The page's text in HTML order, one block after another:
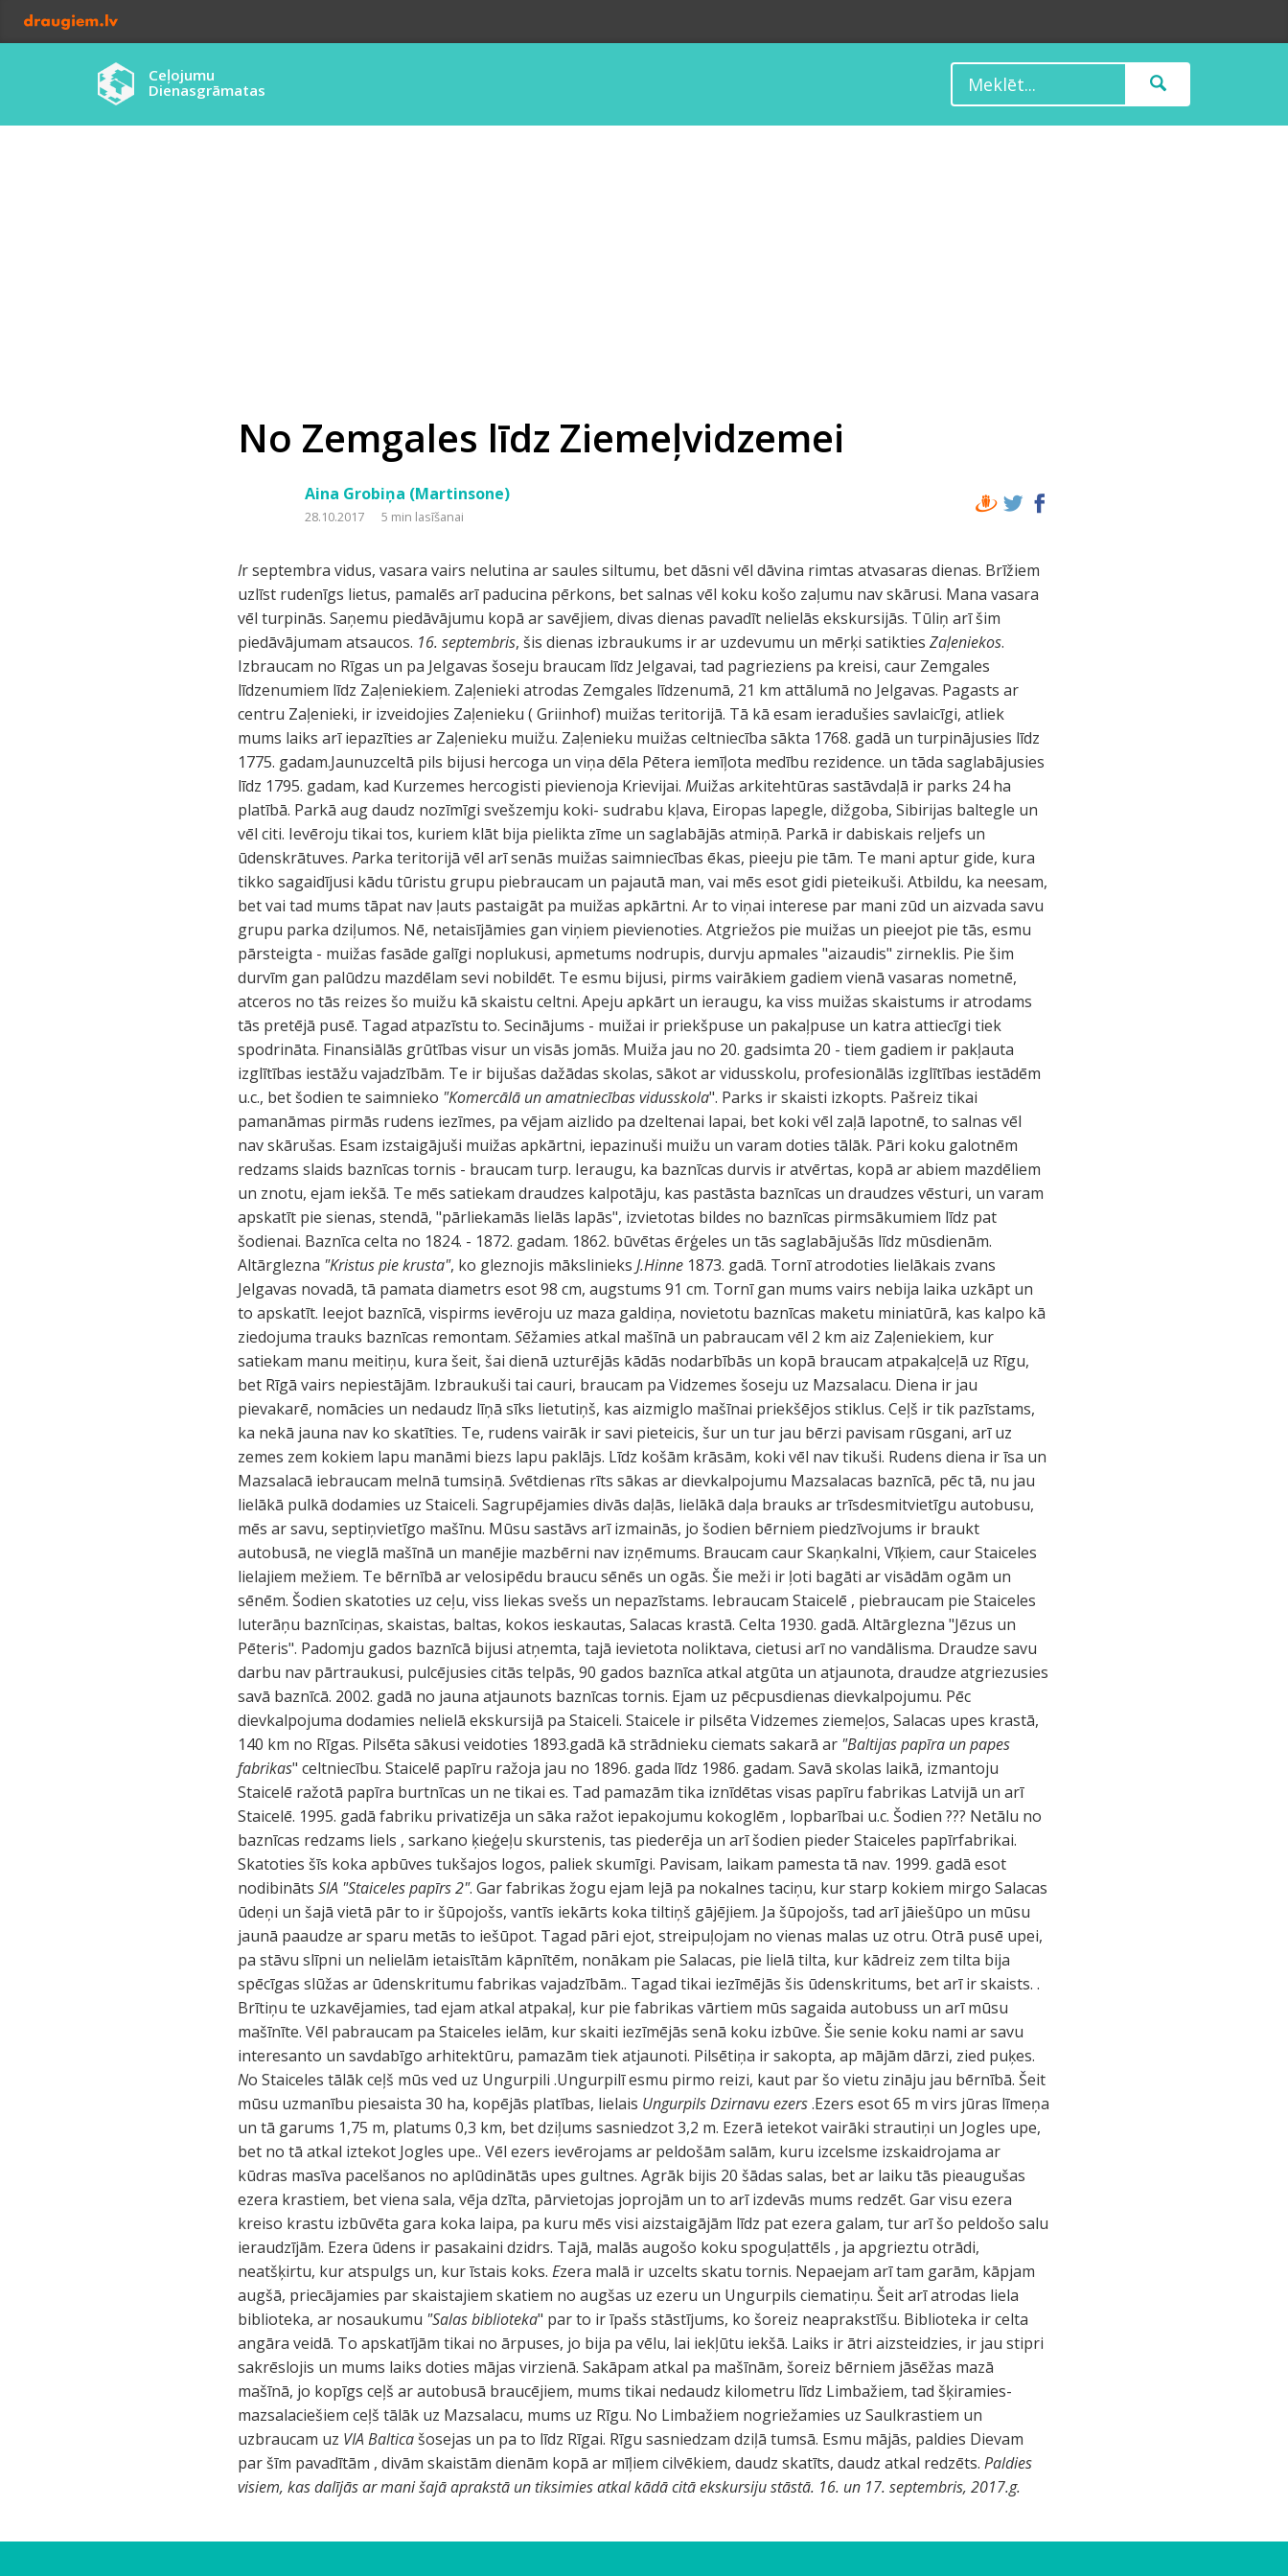
Ceļojumu
Dienasgrāmatas
No Zemgales līdz Ziemeļvidzemei
Aina Grobiņa (Martinsone)
28.10.2017 5 min lasīšanai
Ir septembra vidus, vasara vairs nelutina ar saules siltumu, bet dāsni vēl dāvina rimtas atvasaras dienas. Brīžiem
uzlīst rudenīgs lietus, pamalēs arī paducina pērkons, bet salnas vēl koku košo zaļumu nav skārusi. Mana vasara
vēl turpinās. Saņemu piedāvājumu kopā ar savējiem, divas dienas pavadīt nelielās ekskursijās. Tūliņ arī šim
piedāvājumam atsaucos. 16. septembris, šis dienas izbraukums ir ar uzdevumu un mērķi satiktiesZaļeniekos.
Izbraucam no Rīgas un pa Jelgavas šoseju braucam līdz Jelgavai, tad pagrieziens pa kreisi, caur Zemgales
līdzenumiem līdz Zaļeniekiem. Zaļenieki atrodas Zemgales līdzenumā, 21 km attālumā no Jelgavas. Pagasts ar
centru Zaļenieki, ir izveidojies Zaļenieku ( Griinhof) muižas teritorijā. Tā kā esam ieradušies savlaicīgi, atliek
mums laiks arī iepazīties ar Zaļenieku muižu. Zaļenieku muižas celtniecība sākta 1768. gadā un turpinājusies līdz
1775. gadam.Jaunuzceltā pils bijusi hercoga un viņa dēla Pētera iemīļota medību rezidence. un tāda saglabājusies
līdz 1795. gadam, kad Kurzemes hercogisti pievienoja Krievijai.Muižas arkitehtūras sastāvdaļā ir parks 24 ha
platībā. Parkā aug daudz nozīmīgi svešzemju koki- sudrabu kļava, Eiropas lapegle, dižgoba, Sibirijas baltegle un
vēl citi. Ievēroju tikai tos, kuriem klāt bija pielikta zīme un saglabājās atmiņā. Parkā ir dabiskais reljefs un
ūdenskrātuves.Parka teritorijā vēl arī senās muižas saimniecības ēkas, pieeju pie tām. Te mani aptur gide, kura
tikko sagaidījusi kādu tūristu grupu piebraucam un pajautā man, vai mēs esot gidi pieteikuši. Atbildu, ka neesam,
bet vai tad mums tāpat nav ļauts pastaigāt pa muižas apkārtni. Ar to viņai interese par mani zūd un aizvada savu
grupu parka dziļumos. Nē, netaisījāmies gan viņiem pievienoties. Atgriežos pie muižas un pieejot pie tās, esmu
pārsteigta - muižas fasāde galīgi noplukusi, apmetums nodrupis, durvju apmales "aizaudis" zirneklis. Pie šim
durvīm gan palūdzu mazdēlam sevi nobildēt. Te esmu bijusi, pirms vairākiem gadiem vienā vasaras nometnē,
atceros no tās reizes šo muižu kā skaistu celtni. Apeju apkārt un ieraugu, ka viss muižas skaistums ir atrodams
tās pretējā pusē. Tagad atpazīstu to. Secinājums - muižai ir priekšpuse un pakaļpuse un katra attiecīgi tiek
spodrināta. Finansiālās grūtības visur un visās jomās. Muiža jau no 20. gadsimta 20 - tiem gadiem ir pakļauta
izglītības iestāžu vajadzībām. Te ir bijušas dažādas skolas, sākot ar vidusskolu, profesionālās izglītības iestādēm
u.c., bet šodien te saimnieko "Komercālā un amatniecības vidusskola". Parks ir skaisti izkopts. Pašreiz tikai
pamanāmas pirmās rudens iezīmes, pa vējam aizlido pa dzeltenai lapai, bet koki vēl zaļā lapotnē, to salnas vēl
nav skārušas. Esam izstaigājuši muižas apkārtni, iepazinuši muižu un varam doties tālāk. Pāri koku galotnēm
redzams slaids baznīcas tornis - braucam turp. Ieraugu, ka baznīcas durvis ir atvērtas, kopā ar abiem mazdēliem
un znotu, ejam iekšā. Te mēs satiekam draudzes kalpotāju, kas pastāsta baznīcas un draudzes vēsturi, un varam
apskatīt pie sienas, stendā, "pārliekamās lielās lapās", izvietotas bildes no baznīcas pirmsākumiem līdz pat
šodienai. Baznīca celta no 1824. - 1872. gadam. 1862. būvētas ērģeles un tās saglabājušās līdz mūsdienām.
Altārglezna "Kristus pie krusta", ko gleznojis mākslinieksJ.Hinne 1873. gadā. Tornī atrodoties lielākais zvans
Jelgavas novadā, tā pamata diametrs esot 98 cm, augstums 91 cm. Tornī gan mums vairs nebija laika uzkāpt un
to apskatīt. Ieejot baznīcā, vispirms ievēroju uz maza galdiņa, novietotu baznīcas maketu miniatūrā, kas kalpo kā
ziedojuma trauks baznīcas remontam.Sēžamies atkal mašīnā un pabraucam vēl 2 km aiz Zaļeniekiem, kur
satiekam manu meitiņu, kura šeit, šai dienā uzturējās kādās nodarbībās un kopā braucam atpakaļceļā uz Rīgu,
bet Rīgā vairs nepiestājām. Izbraukuši tai cauri, braucam pa Vidzemes šoseju uz Mazsalacu. Diena ir jau
pievakarē, nomācies un nedaudz līņā sīks lietutiņš, kas aizmiglo mašīnai priekšējos stiklus. Ceļš ir tik pazīstams,
ka nekā jauna nav ko skatīties. Te, rudens vairāk ir savi pieteicis, šur un tur jau bērzi pavisam rūsgani, arī uz
zemes zem kokiem lapu manāmi biezs lapu paklājs. Līdz košām krāsām, koki vēl nav tikuši. Rudens diena ir īsa un
Mazsalacā iebraucam melnā tumsiņā.Svētdienas rīts sākas ar dievkalpojumu Mazsalacas baznīcā, pēc tā, nu jau
lielākā pulkā dodamies uz Staiceli. Sagrupējamies divās daļās, lielākā daļa brauks ar trīsdesmitvietīgu autobusu,
mēs ar savu, septiņvietīgo mašīnu. Mūsu sastāvs arī izmainās, jo šodien bērniem piedzīvojums ir braukt
autobusā, ne vieglā mašīnā un manējie mazbērni nav izņēmums. Braucam caur Skaņkalni, Vīķiem, caur Staiceles
lielajiem mežiem. Te bērnībā ar velosipēdu braucu sēnēs un ogās. Šie meži ir ļoti bagāti ar visādām ogām un
sēnēm. Šodien skatoties uz ceļu, viss liekas svešs un nepazīstams. Iebraucam Staicelē , piebraucam pie Staiceles
luterāņu baznīciņas, skaistas, baltas, kokos ieskautas, Salacas krastā. Celta 1930. gadā. Altārglezna "Jēzus un
Pēteris". Padomju gados baznīcā bijusi atņemta, tajā ievietota noliktava, cietusi arī no vandālisma. Draudze savu
darbu nav pārtraukusi, pulcējusies citās telpās, 90 gados baznīca atkal atgūta un atjaunota, draudze atgriezusies
savā baznīcā. 2002. gadā no jauna atjaunots baznīcas tornis. Ejam uz pēcpusdienas dievkalpojumu. Pēc
dievkalpojuma dodamies nelielā ekskursijā pa Staiceli. Staicele ir pilsēta Vidzemes ziemeļos, Salacas upes krastā,
140 km no Rīgas. Pilsēta sākusi veidoties 1893.gadā kā strādnieku ciemats sakarā ar "Baltijas papīra un papes
fabrikas" celtniecību. Staicelē papīru ražoja jau no 1896. gada līdz 1986. gadam. Savā skolas laikā, izmantoju
Staicelē ražotā papīra burtnīcas un ne tikai es. Tad pamazām tika iznīdētas visas papīru fabrikas Latvijā un arī
Staicelē. 1995. gadā fabriku privatizēja un sāka ražot iepakojumu kokoglēm , lopbarībai u.c. Šodien ??? Netālu no
baznīcas redzams liels , sarkano ķieģeļu skurstenis, tas piederēja un arī šodien pieder Staiceles papīrfabrikai.
Skatoties šīs koka apbūves tukšajos logos, paliek skumīgi. Pavisam, laikam pamesta tā nav. 1999. gadā esot
nodibinātsSIA "Staiceles papīrs 2". Gar fabrikas žogu ejam lejā pa nokalnes taciņu, kur starp kokiem mirgo Salacas
ūdeņi un šajā vietā pār to ir šūpojošs, vantīs iekārts koka tiltiņš gājējiem. Ja šūpojošs, tad arī jāiešūpo un mūsu
jaunā paaudze ar sparu metās to iešūpot. Tagad pāri ejot, streipuļojam no vienas malas uz otru. Otrā pusē upei,
pa stāvu slīpni un nelielām ietaisītām kāpnītēm, nonākam pie Salacas, pie lielā tilta, kur kādreiz zem tilta bija
spēcīgas slūžas ar ūdenskritumu fabrikas vajadzībām.. Tagad tikai iezīmējās šis ūdenskritums, bet arī ir skaists. .
Brītiņu te uzkavējamies, tad ejam atkal atpakaļ, kur pie fabrikas vārtiem mūs sagaida autobuss un arī mūsu
mašīnīte. Vēl pabraucam pa Staiceles ielām, kur skaiti iezīmējās senā koku izbūve. Šie senie koku nami ar savu
interesanto un savdabīgo arhitektūru, pamazām tiek atjaunoti. Pilsētiņa ir sakopta, ap mājām dārzi, zied puķes.
No Staiceles tālāk ceļš mūs ved uz Ungurpili .Ungurpilī esmu pirmo reizi, kaut par šo vietu zināju jau bērnībā. Šeit
mūsu uzmanību piesaista 30 ha, kopējās platības, lielais Ungurpils Dzirnavu ezers.Ezers esot 65 m virs jūras līmeņa
un tā garums 1,75 m, platums 0,3 km, bet dziļums sasniedzot 3,2 m. Ezerā ietekot vairāki strautiņi un Jogles upe,
bet no tā atkal iztekot Jogles upe.. Vēl ezers ievērojams ar peldošām salām, kuru izcelsme izskaidrojama ar
kūdras masīva pacelšanos no aplūdinātās upes gultnes. Agrāk bijis 20 šādas salas, bet ar laiku tās pieaugušas
ezera krastiem, bet viena sala, vēja dzīta, pārvietojas joprojām un to arī izdevās mums redzēt. Gar visu ezera
kreiso krastu izbūvēta gara koka laipa, pa kuru mēs visi aizstaigājām līdz pat ezera galam, tur arī šo peldošo salu
ieraudzījām. Ezera ūdens ir pasakaini dzidrs. Tajā, malās augošo koku spoguļattēls , ja apgrieztu otrādi,
neatšķirtu, kur atspulgs un, kur īstais koks.Ezera malā ir uzcelts skatu tornis. Nepaejam arī tam garām, kāpjam
augšā, priecājamies par skaistajiem skatiem no augšas uz ezeru un Ungurpils ciematiņu. Šeit arī atrodas liela
biblioteka, ar nosaukumu "Salas biblioteka" par to ir īpašs stāstījums, ko šoreiz neaprakstīšu. Biblioteka ir celta
angāra veidā. To apskatījām tikai no ārpuses, jo bija pa vēlu, lai iekļūtu iekšā. Laiks ir ātri aizsteidzies, ir jau stipri
sakrēslojis un mums laiks doties mājas virzienā. Sakāpam atkal pa mašīnām, šoreiz bērniem jāsēžas mazā
mašīnā, jo kopīgs ceļš ar autobusā braucējiem, mums tikai nedaudz kilometru līdz Limbažiem, tad šķiramies-
mazsalaciešiem ceļš tālāk uz Mazsalacu, mums uz Rīgu. No Limbažiem nogriežamies uz Saulkrastiem un
uzbraucam uz VIA Balticašosejas un pa to līdz Rīgai. Rīgu sasniedzam dziļā tumsā. Esmu mājās, paldies Dievam
par šīm pavadītām , divām skaistām dienām kopā ar mīļiem cilvēkiem, daudz skatīts, daudz atkal redzēts.Paldies
visiem, kas dalījās ar mani šajā aprakstā un tiksimies atkal kādā citā ekskursiju stāstā. 16. un 17. septembris, 2017.g.